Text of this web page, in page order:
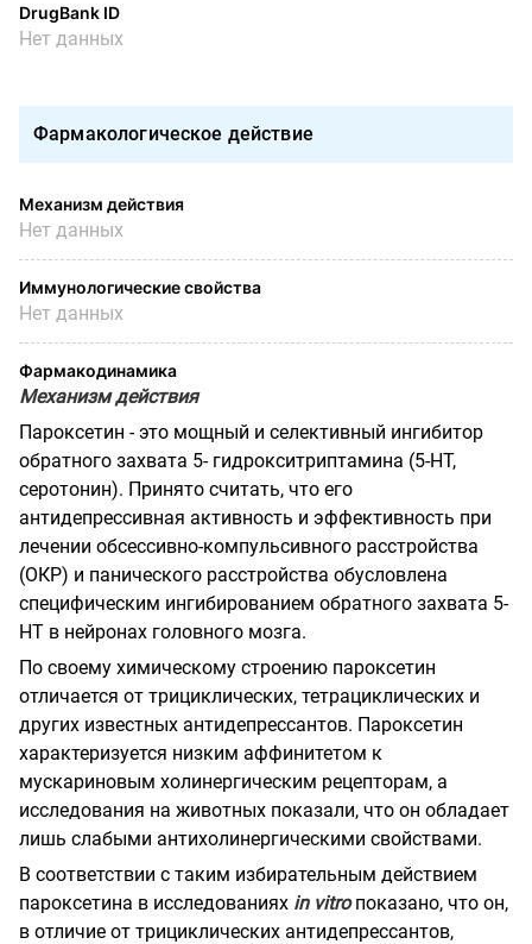
DrugBank ID
Нет данных
Фармакологическое действие
Механизм действия
Нет данных
Иммунологические свойства
Нет данных
Фармакодинамика
Механизм действия
Пароксетин - это мощный и селективный ингибитор
обратного захвата 5- гидрокситриптамина (5-НТ,
серотонин). Принято считать, что его
антидепрессивная активность и эффективность при
лечении обсессивно-компульсивного расстройства
(ОКР) и панического расстройства обусловлена
специфическим ингибированием обратного захвата 5-
НТ в нейронах головного мозга.
По своему химическому строению пароксетин
отличается от трициклических, тетрациклических и
других известных антидепрессантов. Пароксетин
характеризуется низким аффинитетом к
мускариновым холинергическим рецепторам, а
исследования на животных показали, что он обладает
лишь слабыми антихолинергическими свойствами.
В соответствии с таким избирательным действием
пароксетина в исследованиях in vitroпоказано, что он,
в отличие от трициклических антидепрессантов,